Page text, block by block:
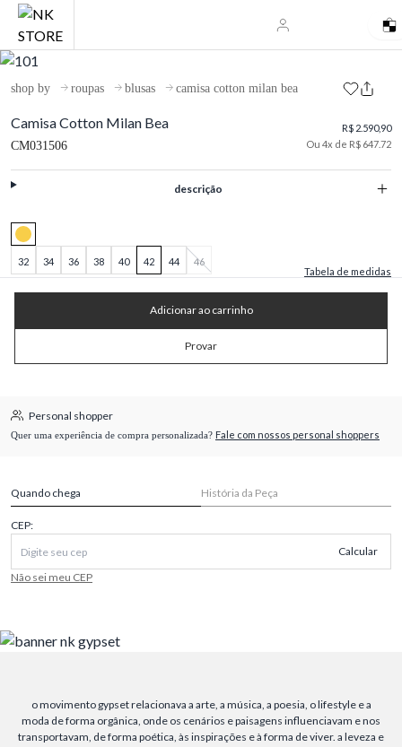
shop by roupas blusas camisa cotton milan bea
Camisa Cotton Milan Bea
CM031506
R$ 2.590,90
Ou 4x de R$ 647.72
descrição
32 34 36 38 40 42 44
46
Tabela de medidas
Adicionar ao carrinho
Provar
Personal shopper
Quer uma experiência de compra personalizada? Fale com nossos personal shoppers
Quando chega História da Peça
CEP:
Calcular
Não sei meu CEP
o movimento gypset relacionava a arte, a música, a poesia, o lifestyle e a
moda de forma orgânica, onde os cenários e paisagens influenciavam e nos
transportavam, de forma poética, às inspirações e à forma de viver. a leveza e